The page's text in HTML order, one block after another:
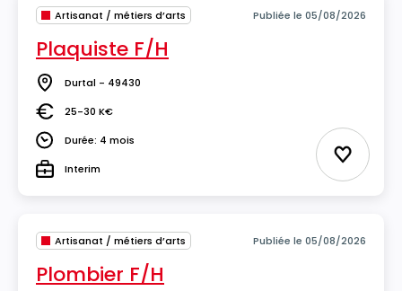
Artisanat / métiers d’arts Publiée le 05/08/2026
Plaquiste F/H
Lieu Durtal - 49430
Salaire25-30 K€
DuréeDurée: 4 mois
TypeInterim Ajouter
Artisanat / métiers d’arts Publiée le 05/08/2026
Plombier F/H